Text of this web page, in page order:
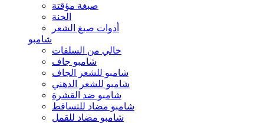
صبغة مؤقتة
الحنة
أدوات صبغ الشعر
شامبو
خالي من السلفات
شامبو جاف
شامبو للشعر الجاف
شامبو للشعر الدهني
شامبو ضد القشرة
شامبو مضاد للتساقط
شامبو مضاد للقمل